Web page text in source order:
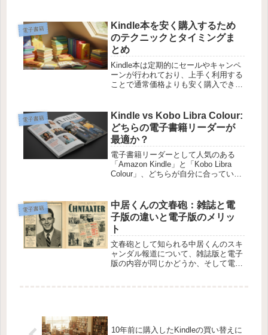
します。電子書店ごとのクーポンと割
引制度BookLiveは週末1...
電子書籍
Kindle本を安く購入するため
のテクニックとタイミングま
とめ
Kindle本は定期的にセールやキャンペ
ーンが行われており、上手く利用する
ことで通常価格よりも安く購入できま
をまとめました。1. Kindleセール・キ
ャンペーンを活...
電子書籍
Kindle vs Kobo Libra Colour:
どちらの電子書籍リーダーが
最適か？
電子書籍リーダーとして人気のある
「Amazon Kindle」と「Kobo Libra
Colour」、どちらが自分に合っている
さ、操作性、コスパなどの観点から、
それぞれの特...
電子書籍
中居くんの文春砲：雑誌と電
子版の違いと電子版のメリッ
ト
文春砲として知られる中居くんのスキ
ャンダル報道について、雑誌版と電子
版の内容が同じかどうか、そして電子
10年前に購入したKindleの買い替えに